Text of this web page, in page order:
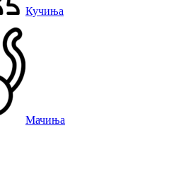
Кучиња
Мачиња